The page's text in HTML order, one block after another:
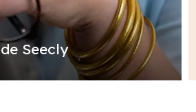
Seecly